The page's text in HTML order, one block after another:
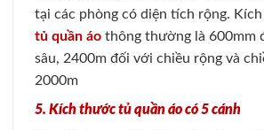
tại các phòng có diện tích rộng.
tủ quần áo thông thường là 600mm
sâu, 2400m đối với chiều rộng và
2000m
5. Kích thước tủ quần áo có 5 cánh